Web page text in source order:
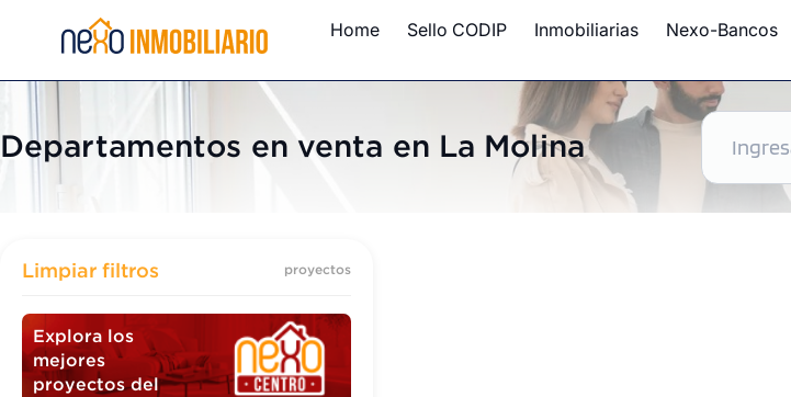
Home Sello CODIP Inmobiliarias Nexo-Bancos
Departamentos en venta en La Molina
Limpiar filtros proyectos
Explora los
mejores
proyectos del